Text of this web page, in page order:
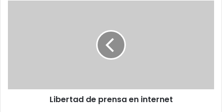
Libertad de prensa en internet